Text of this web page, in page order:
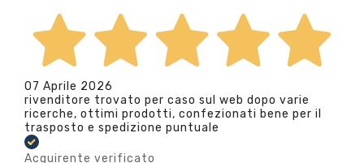
07 Aprile 2026
rivenditore trovato per caso sul web dopo varie
ricerche, ottimi prodotti, confezionati bene per il
trasposto e spedizione puntuale
Acquirente verificato